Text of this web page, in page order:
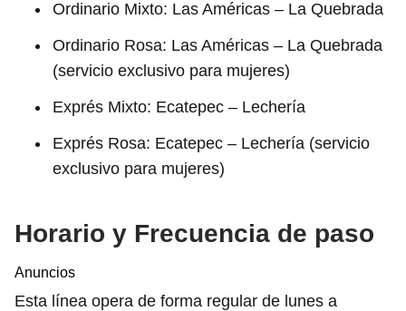
Ordinario Mixto: Las Américas – La Quebrada
Ordinario Rosa: Las Américas – La Quebrada
(servicio exclusivo para mujeres)
Exprés Mixto: Ecatepec – Lechería
Exprés Rosa: Ecatepec – Lechería (servicio
exclusivo para mujeres)
Horario y Frecuencia de paso
Anuncios
Esta línea opera de forma regular de lunes a